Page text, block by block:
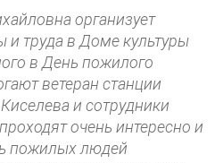
организует
и труда в Доме культуры
в День пожилого
ветеран станции
и сотрудники
очень интересно и
пожилых людей